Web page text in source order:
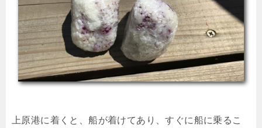
上原港に着くと、船が着けてあり、すぐに船に乗るこ